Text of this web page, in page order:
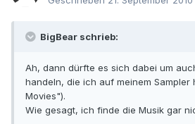
BigBear schrieb:
Ah, dann dürfte es sich dabei um
handeln, die ich auf meinem Sampler
Movies").
Wie gesagt, ich finde die Musik gar